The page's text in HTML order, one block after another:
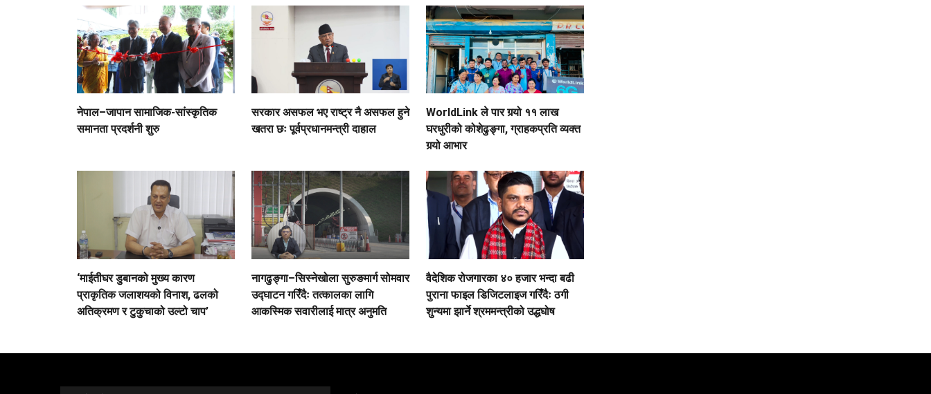
नेपाल–जापान सामाजिक-सांस्कृतिक
समानता प्रदर्शनी शुरु
सरकार असफल भए राष्ट्र नै असफल हुने
खतरा छः पूर्वप्रधानमन्त्री दाहाल
WorldLink ले पार गर्‍यो ११ लाख
घरधुरीको कोशेढुङ्गा, ग्राहकप्रति व्यक्त
गर्‍यो आभार
‘माईतीघर डुबानको मुख्य कारण
प्राकृतिक जलाशयको विनाश, ढलको
अतिक्रमण र टुकुचाको उल्टो चाप’
नागढुङ्गा–सिस्नेखोला सुरुङमार्ग सोमवार
उद्घाटन गरिँदैः तत्कालका लागि
आकस्मिक सवारीलाई मात्र अनुमति
वैदेशिक रोजगारका ४० हजार भन्दा बढी
पुराना फाइल डिजिटलाइज गरिँदैः ठगी
शुन्यमा झार्ने श्रममन्त्रीको उद्धघोष